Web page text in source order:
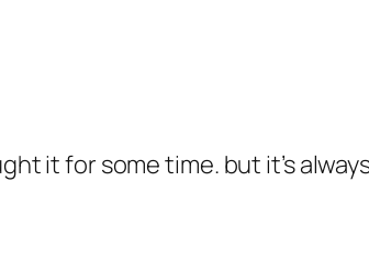
it for some time. but it’s